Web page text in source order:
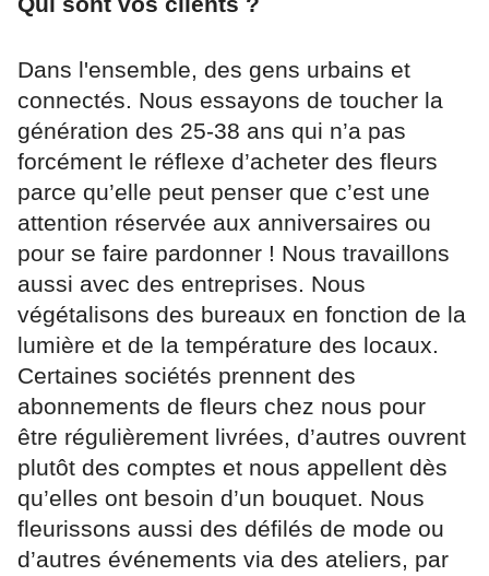
Dans l'ensemble, des gens urbains et
connectés. Nous essayons de toucher la
génération des 25-38 ans qui n’a pas
forcément le réflexe d’acheter des fleurs
parce qu’elle peut penser que c’est une
attention réservée aux anniversaires ou
pour se faire pardonner ! Nous travaillons
aussi avec des entreprises. Nous
végétalisons des bureaux en fonction de la
lumière et de la température des locaux.
Certaines sociétés prennent des
abonnements de fleurs chez nous pour
être régulièrement livrées, d’autres ouvrent
plutôt des comptes et nous appellent dès
qu’elles ont besoin d’un bouquet. Nous
fleurissons aussi des défilés de mode ou
d’autres événements via des ateliers, par